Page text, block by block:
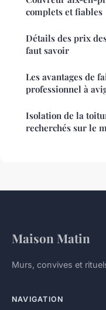
complets et fiables
Détails des prix
faut savoir
Les avantages de
professionnel à
Isolation de la
recherchés sur le
Maison Matin
Murs, convives et
NAVIGATION